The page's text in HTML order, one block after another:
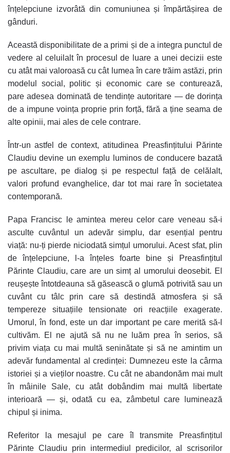
înțelepciune izvorâtă din comuniunea și împărtășirea de
gânduri.
Această disponibilitate de a primi și de a integra punctul de
vedere al celuilalt în procesul de luare a unei decizii este
cu atât mai valoroasă cu cât lumea în care trăim astăzi, prin
modelul social, politic și economic care se conturează,
pare adesea dominată de tendințe autoritare — de dorința
de a impune voința proprie prin forță, fără a ține seama de
alte opinii, mai ales de cele contrare.
Într-un astfel de context, atitudinea Preasfințitului Părinte
Claudiu devine un exemplu luminos de conducere bazată
pe ascultare, pe dialog și pe respectul față de celălalt,
valori profund evanghelice, dar tot mai rare în societatea
contemporană.
Papa Francisc le amintea mereu celor care veneau să-i
asculte cuvântul un adevăr simplu, dar esențial pentru
viață: nu-ți pierde niciodată simțul umorului. Acest sfat, plin
de înțelepciune, l-a înțeles foarte bine și Preasfințitul
Părinte Claudiu, care are un simț al umorului deosebit. El
reușește întotdeauna să găsească o glumă potrivită sau un
cuvânt cu tâlc prin care să destindă atmosfera și să
tempereze situațiile tensionate ori reacțiile exagerate.
Umorul, în fond, este un dar important pe care merită să-l
cultivăm. El ne ajută să nu ne luăm prea în serios, să
privim viața cu mai multă seninătate și să ne amintim un
adevăr fundamental al credinței: Dumnezeu este la cârma
istoriei și a vieților noastre. Cu cât ne abandonăm mai mult
în mâinile Sale, cu atât dobândim mai multă libertate
interioară — și, odată cu ea, zâmbetul care luminează
chipul și inima.
Referitor la mesajul pe care îl transmite Preasfințitul
Părinte Claudiu prin intermediul predicilor, al scrisorilor